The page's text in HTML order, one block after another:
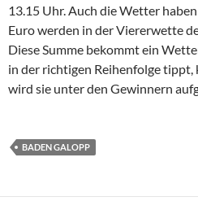
13.15 Uhr. Auch die Wetter
Euro werden in der Viererwette
Diese Summe bekommt ein
in der richtigen Reihenfolge
wird sie unter den Gewinnern
BADEN GALOPP